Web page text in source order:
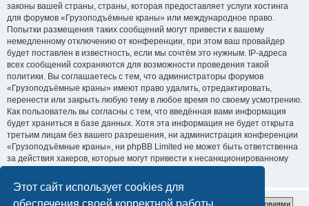
Этот сайт использует cookies для
обеспечения своей корректной работы.
законы вашей страны, страны, которая предоставляет услуги хостинга
для форумов «Грузоподъёмные краны» или международное право.
Попытки размещения таких сообщений могут привести к вашему
немедленному отключению от конференции, при этом ваш провайдер
будет поставлен в известность, если мы сочтём это нужным. IP-адреса
всех сообщений сохраняются для возможности проведения такой
политики. Вы соглашаетесь с тем, что администраторы форумов
«Грузоподъёмные краны» имеют право удалить, отредактировать,
перенести или закрыть любую тему в любое время по своему усмотрению.
Как пользователь вы согласны с тем, что введённая вами информация
будет храниться в базе данных. Хотя эта информация не будет открыта
третьим лицам без вашего разрешения, ни администрация конференции
«Грузоподъёмные краны», ни phpBB Limited не может быть ответственна
за действия хакеров, которые могут привести к несанкционированному